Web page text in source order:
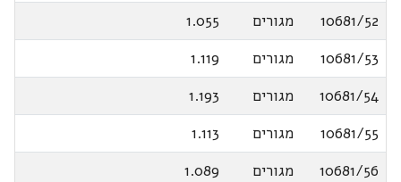
10681/52
מגורים
1.055
10681/53
מגורים
1.119
10681/54
מגורים
1.193
10681/55
מגורים
1.113
10681/56
מגורים
1.089